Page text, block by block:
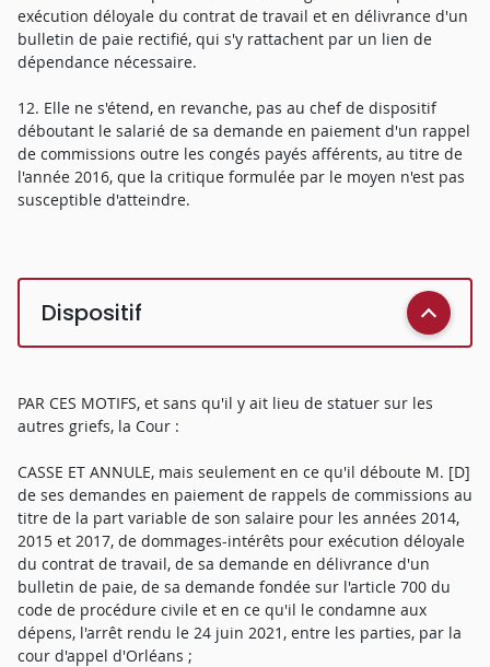
exécution déloyale du contrat de travail et en délivrance d'un
bulletin de paie rectifié, qui s'y rattachent par un lien de
dépendance nécessaire.
12. Elle ne s'étend, en revanche, pas au chef de dispositif
déboutant le salarié de sa demande en paiement d'un rappel
de commissions outre les congés payés afférents, au titre de
l'année 2016, que la critique formulée par le moyen n'est pas
susceptible d'atteindre.
Dispositif
PAR CES MOTIFS, et sans qu'il y ait lieu de statuer sur les
autres griefs, la Cour :
CASSE ET ANNULE, mais seulement en ce qu'il déboute M. [D]
de ses demandes en paiement de rappels de commissions au
titre de la part variable de son salaire pour les années 2014,
2015 et 2017, de dommages-intérêts pour exécution déloyale
du contrat de travail, de sa demande en délivrance d'un
bulletin de paie, de sa demande fondée sur l'article 700 du
code de procédure civile et en ce qu'il le condamne aux
dépens, l'arrêt rendu le 24 juin 2021, entre les parties, par la
cour d'appel d'Orléans ;